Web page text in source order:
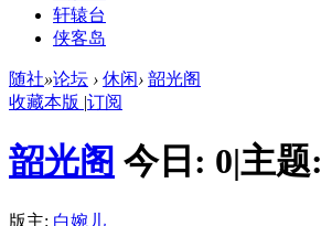
轩辕台
侠客岛
随社»论坛 › 休闲› 韶光阁
收藏本版 |订阅
韶光阁 今日: 0|主题:
版主: 白婉儿